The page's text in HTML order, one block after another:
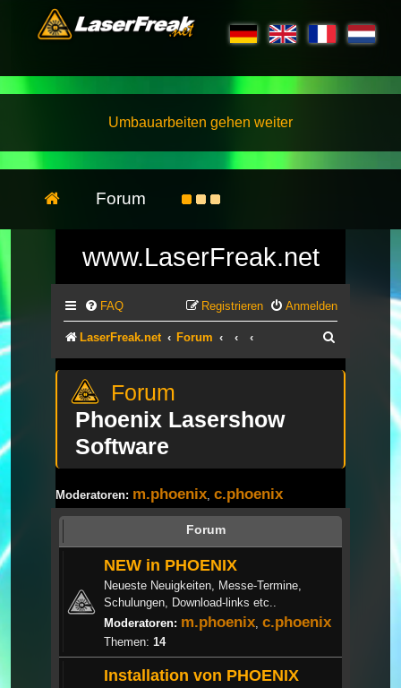
Umbauarbeiten gehen weiter
Forum
www.LaserFreak.net
FAQ Anmelden
Registrieren
LaserFreak.net Forum
Phoenix Lasershow
Software
Moderatoren: m.phoenix c.phoenix
Forum
NEW in PHOENIX
Neueste Neuigkeiten, Messe-Termine,
Schulungen, Download-links etc..
Moderatoren: m.phoenix, c.phoenix
Themen: 14
Installation von PHOENIX